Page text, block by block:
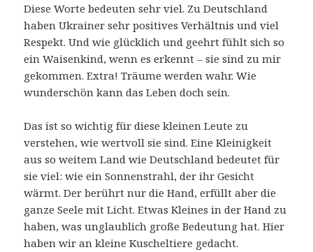
Diese Worte bedeuten sehr viel. Zu Deutschland
haben Ukrainer sehr positives Verhältnis und viel
Respekt. Und wie glücklich und geehrt fühlt sich so
ein Waisenkind, wenn es erkennt – sie sind zu mir
gekommen. Extra! Träume werden wahr. Wie
wunderschön kann das Leben doch sein.
Das ist so wichtig für diese kleinen Leute zu
verstehen, wie wertvoll sie sind. Eine Kleinigkeit
aus so weitem Land wie Deutschland bedeutet für
sie viel: wie ein Sonnenstrahl, der ihr Gesicht
wärmt. Der berührt nur die Hand, erfüllt aber die
ganze Seele mit Licht. Etwas Kleines in der Hand zu
haben, was unglaublich große Bedeutung hat. Hier
haben wir an kleine Kuscheltiere gedacht.